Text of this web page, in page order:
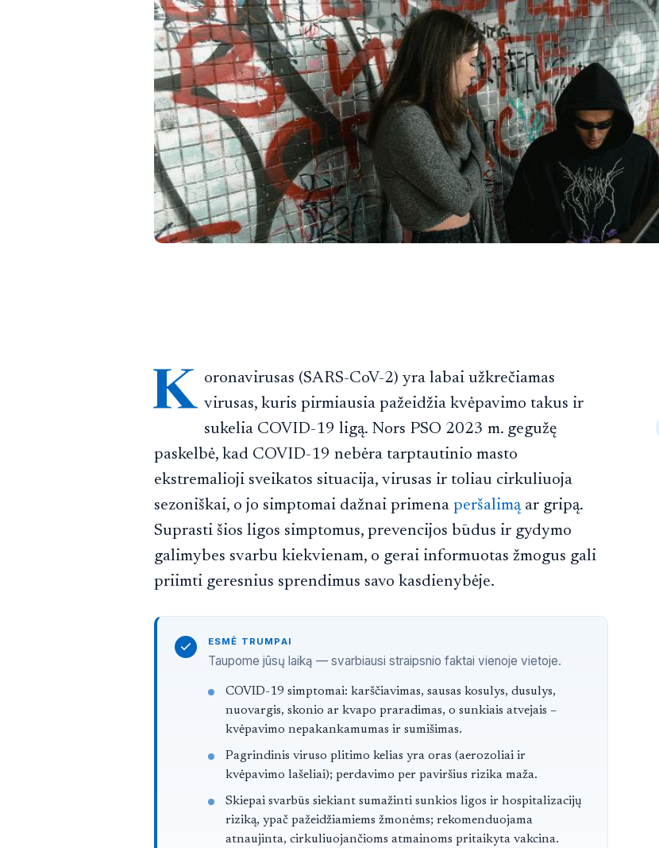
K oronavirusas (SARS-CoV-2) yra labai užkrečiamas
virusas, kuris pirmiausia pažeidžia kvėpavimo takus ir
sukelia COVID-19 ligą. Nors PSO 2023 m. gegužę
paskelbė, kad COVID-19 nebėra tarptautinio masto
ekstremalioji sveikatos situacija, virusas ir toliau cirkuliuoja
sezoniškai, o jo simptomai dažnai primena peršalimąar gripą.
Suprasti šios ligos simptomus, prevencijos būdus ir gydymo
galimybes svarbu kiekvienam, o gerai informuotas žmogus gali
priimti geresnius sprendimus savo kasdienybėje.
ESMĖ TRUMPAI
Taupome jūsų laiką — svarbiausi straipsnio faktai vienoje vietoje.
Straipsnis trumpai
COVID-19 simptomai: karščiavimas, sausas kosulys, dusulys,
nuovargis, skonio ar kvapo praradimas, o sunkiais atvejais –
kvėpavimo nepakankamumas ir sumišimas.
Pagrindinis viruso plitimo kelias yra oras (aerozoliai ir
kvėpavimo lašeliai); perdavimo per paviršius rizika maža.
Skiepai svarbūs siekiant sumažinti sunkios ligos ir hospitalizacijų
riziką, ypač pažeidžiamiems žmonėms; rekomenduojama
atnaujinta, cirkuliuojančioms atmainoms pritaikyta vakcina.